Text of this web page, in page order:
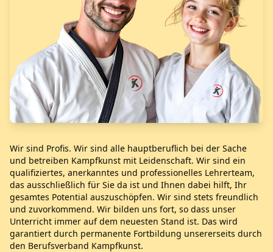
Wir sind Profis. Wir sind alle hauptberuflich bei der Sache
und betreiben Kampfkunst mit Leidenschaft. Wir sind ein
qualifiziertes, anerkanntes und professionelles Lehrerteam,
das ausschließlich für Sie da ist und Ihnen dabei hilft, Ihr
gesamtes Potential auszuschöpfen. Wir sind stets freundlich
und zuvorkommend. Wir bilden uns fort, so dass unser
Unterricht immer auf dem neuesten Stand ist. Das wird
garantiert durch permanente Fortbildung unsererseits durch
den Berufsverband Kampfkunst.